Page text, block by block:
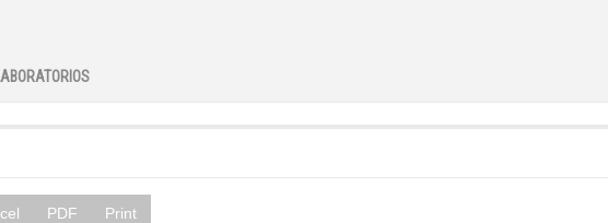
PDF Print